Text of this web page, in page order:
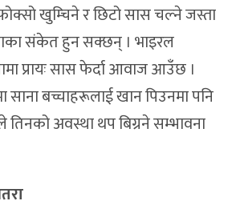
खुम्चिने र छिटो सास चल्ने जस्ता
संकेत हुन सक्छन् । भाइरल
प्रायः सास फेर्दा आवाज आउँछ ।
साना बच्चाहरूलाई खान पिउनमा पनि
अवस्था थप बिग्रने सम्भावना